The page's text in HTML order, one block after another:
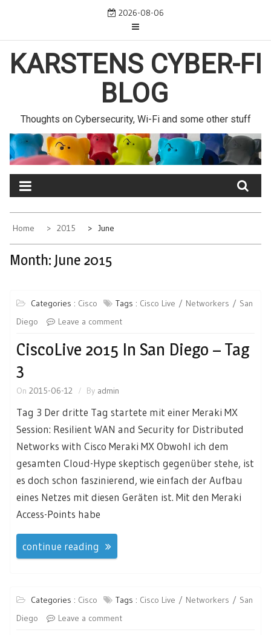
2026-08-06
KARSTENS CYBER-FI
BLOG
Thoughts on Cybersecurity, Wi-Fi and some other stuff
Home 2015 June
Month: June 2015
Categories : Cisco Tags : Cisco Live Networkers
San
Diego
Leave a comment
CiscoLive 2015 In San Diego – Tag
3
On 2015-06-12 By admin
Tag 3 Der dritte Tag startete mit einer Meraki MX
Session: Resilient WAN and Security for Distributed
Networks with Cisco Meraki MX Obwohl ich dem
gesamten Cloud-Hype skeptisch gegenüber stehe, ist
es doch schon faszinierend, wie einfach der Aufbau
eines Netzes mit diesen Geräten ist. Mit den Meraki
Access-Points habe
continue reading
Categories : Cisco Tags : Cisco Live Networkers
San
Diego
Leave a comment